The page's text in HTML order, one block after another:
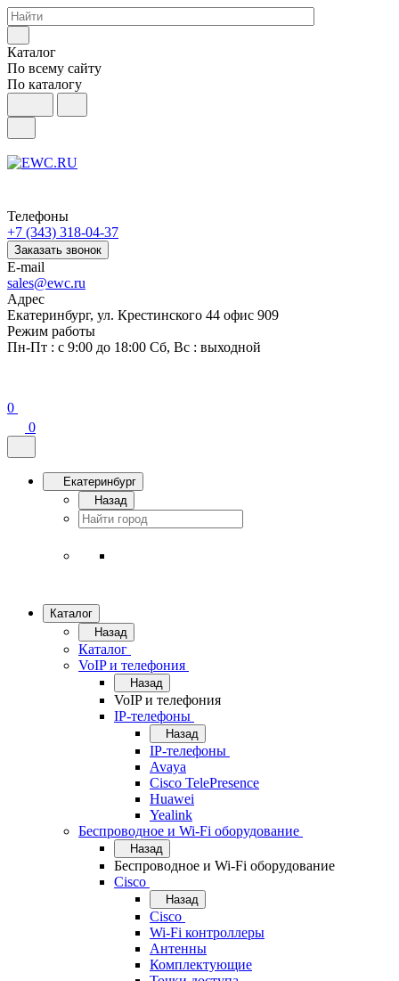
Каталог
По всему сайту
По каталогу
Телефоны
+7 (343) 318-04-37
Заказать звонок
E-mail
sales@ewc.ru
Адрес
Екатеринбург, ул. Крестинского 44 офис 909
Режим работы
Пн-Пт : с 9:00 до 18:00 Сб, Вс : выходной
0
0
Екатеринбург
Назад
Каталог
Назад
Каталог
VoIP и телефония
Назад
VoIP и телефония
IP-телефоны
Назад
IP-телефоны
Avaya
Cisco TelePresence
Huawei
Yealink
Беспроводное и Wi-Fi оборудование
Назад
Беспроводное и Wi-Fi оборудование
Cisco
Назад
Cisco
Wi-Fi контроллеры
Антенны
Комплектующие